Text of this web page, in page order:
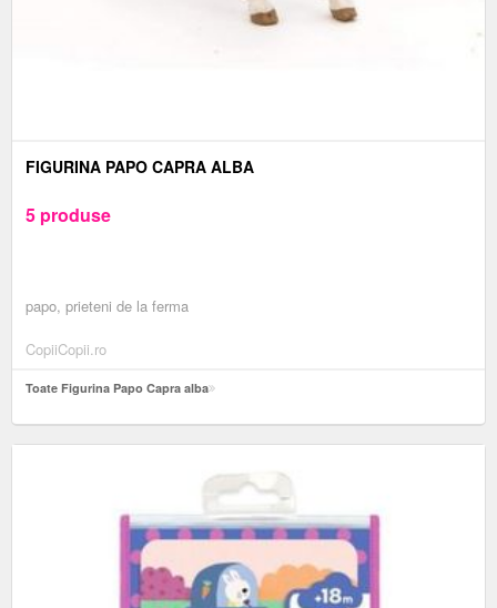
FIGURINA PAPO CAPRA ALBA
5 produse
papo, prieteni de la ferma
CopiiCopii.ro
Toate Figurina Papo Capra alba